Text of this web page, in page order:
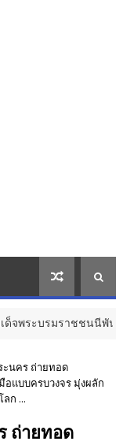
ชนนีพันปีหลวง ... วิ
นคร ถ่ายทอด
แบบครบวงจร มุ่งผลัก
ก ...
ถ่ายทอด